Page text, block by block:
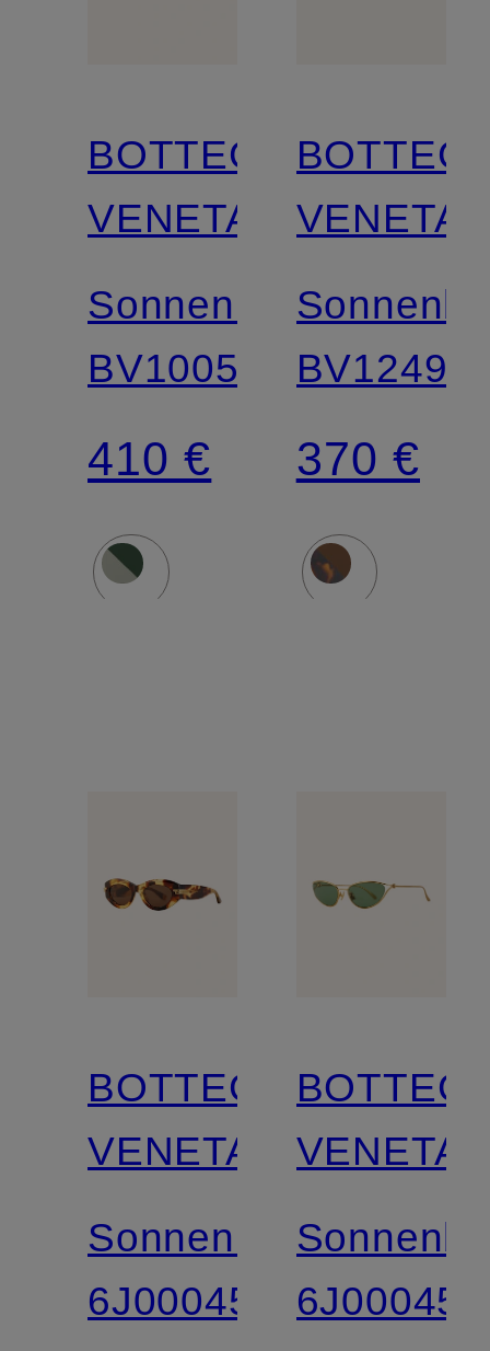
BOTTEGA
VENETA
Sonnenbrille
BV1005S
410 €
VENETA
BV1249S
370 €
BOTTEGA
VENETA
Sonnenbrille
6J000451
VENETA
6J000454